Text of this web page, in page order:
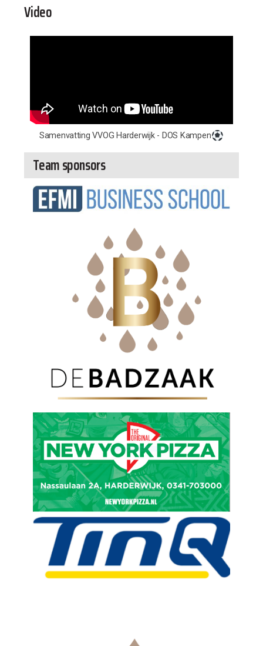
Video
Samenvatting VVOG Harderwijk - DOS Kampen
Team sponsors